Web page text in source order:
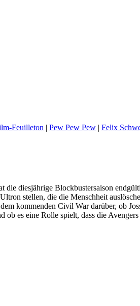
Feuilleton | Pew Pew Pew | Felix
diesjährige Blockbustersaison
stellen, die die Menschheit
kommenden Civil War darüber, ob
es eine Rolle spielt, dass die